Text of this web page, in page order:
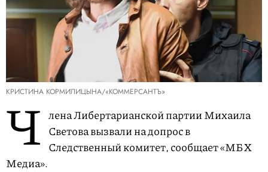
КРИСТИНА КОРМИЛИЦЫНА/«КОММЕРСАНТЪ»
Ч лена Либертарианской партии Михаила
Светова вызвали на допрос в
Следственный комитет, сообщает «МБХ
Медиа».